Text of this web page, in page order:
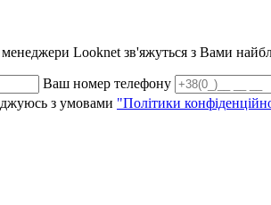
менеджери Looknet зв'яжуться з Вами
Ваш номер телефону
з умовами "Політики